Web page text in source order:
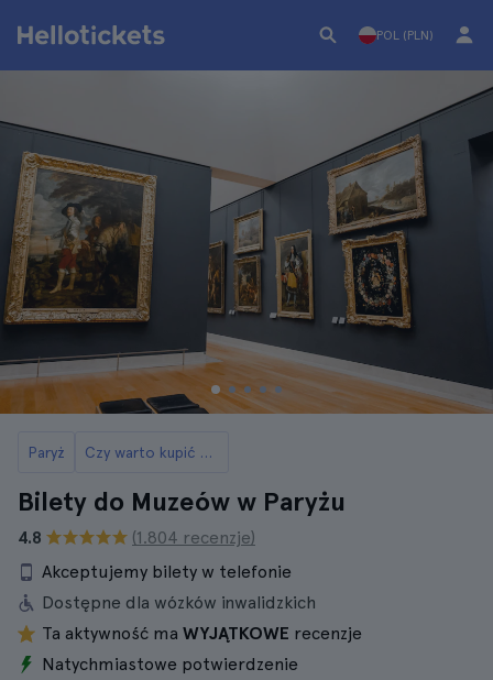
POL (PLN)
Paryż Czy warto kupić paryskie karty turystyczne?
Bilety do Muzeów w Paryżu
4.8
(1.804 recenzje)
Akceptujemy bilety w telefonie
Dostępne dla wózków inwalidzkich
Ta aktywność ma WYJĄTKOWE recenzje
Natychmiastowe potwierdzenie